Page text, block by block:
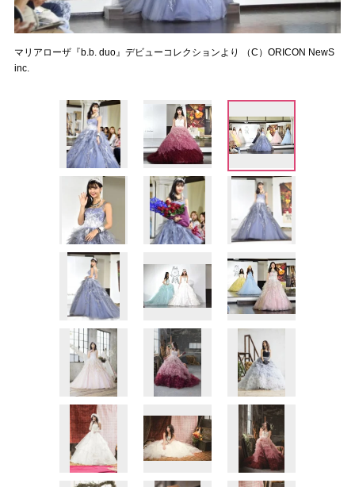
マリアローザ『b.b. duo』デビューコレクションより （C）ORICON NewS
inc.